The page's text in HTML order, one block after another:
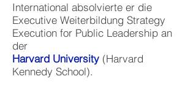
International absolvierte er die
Executive Weiterbildung Strategy
Execution for Public Leadership an
der
Harvard University (Harvard
Kennedy School).